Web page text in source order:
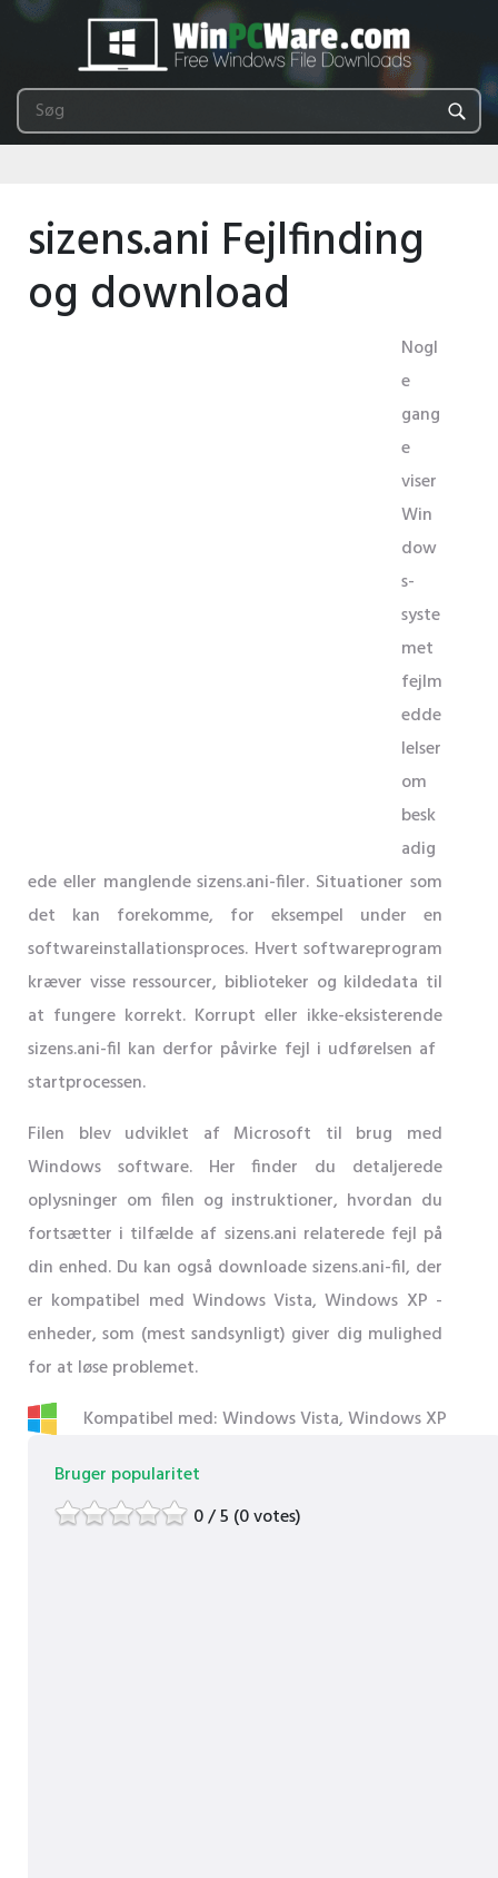
sizens.ani Fejlfinding
og download
Nogl
e
gang
e
viser
Win
dow
s-
syste
met
fejlm
edde
lelser
om
besk
adig
ede eller manglende sizens.ani-filer. Situationer som
det kan forekomme, for eksempel under en
softwareinstallationsproces. Hvert softwareprogram
kræver visse ressourcer, biblioteker og kildedata til
at fungere korrekt. Korrupt eller ikke-eksisterende
sizens.ani-fil kan derfor påvirke fejl i udførelsen af ​​
startprocessen.
Filen blev udviklet af Microsoft til brug med
Windows software. Her finder du detaljerede
oplysninger om filen og instruktioner, hvordan du
fortsætter i tilfælde af sizens.ani relaterede fejl på
din enhed. Du kan også downloade sizens.ani-fil, der
er kompatibel med Windows Vista, Windows XP -
enheder, som (mest sandsynligt) giver dig mulighed
for at løse problemet.
Kompatibel med: Windows Vista, Windows XP
Bruger popularitet
0 / 5 (0 votes)